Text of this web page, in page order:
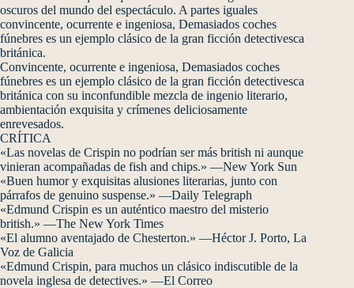
oscuros del mundo del espectáculo. A partes iguales
convincente, ocurrente e ingeniosa, Demasiados coches
fúnebres es un ejemplo clásico de la gran ficción detectivesca
británica.
Convincente, ocurrente e ingeniosa, Demasiados coches
fúnebres es un ejemplo clásico de la gran ficción detectivesca
británica con su inconfundible mezcla de ingenio literario,
ambientación exquisita y crímenes deliciosamente
enrevesados.
CRÍTICA
«Las novelas de Crispin no podrían ser más british ni aunque
vinieran acompañadas de fish and chips.» —New York Sun
«Buen humor y exquisitas alusiones literarias, junto con
párrafos de genuino suspense.» —Daily Telegraph
«Edmund Crispin es un auténtico maestro del misterio
british.» —The New York Times
«El alumno aventajado de Chesterton.» —Héctor J. Porto, La
Voz de Galicia
«Edmund Crispin, para muchos un clásico indiscutible de la
novela inglesa de detectives.» —El Correo